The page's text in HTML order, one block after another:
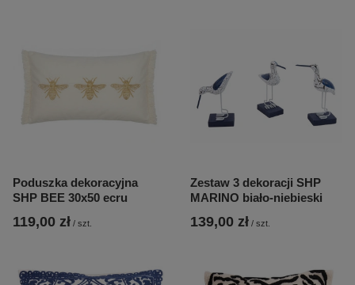
Poduszka dekoracyjna
SHP BEE 30x50 ecru
119,00 zł / szt.
Zestaw 3 dekoracji SHP
MARINO biało-niebieski
139,00 zł / szt.